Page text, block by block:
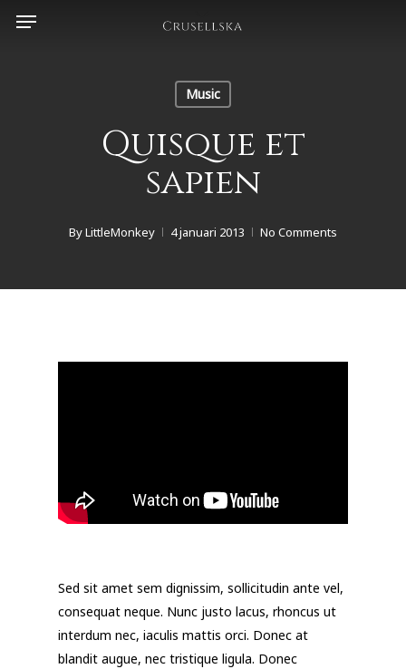
Menu
Music
Quisque et
sapien
ByLittleMonkey 4 januari 2013 No Comments
Sed sit amet sem dignissim, sollicitudin ante vel,
consequat neque. Nunc justo lacus, rhoncus ut
interdum nec, iaculis mattis orci. Donec at
blandit augue, nec tristique ligula. Donec